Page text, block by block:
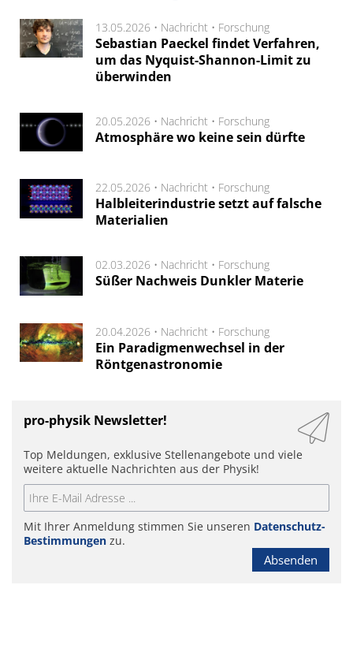
13.05.2026 • Nachricht • Forschung
Sebastian Paeckel findet Verfahren,
um das Nyquist-Shannon-Limit zu
überwinden
20.05.2026 • Nachricht • Forschung
Atmosphäre wo keine sein dürfte
22.05.2026 • Nachricht • Forschung
Halbleiterindustrie setzt auf falsche
Materialien
02.03.2026 • Nachricht • Forschung
Süßer Nachweis Dunkler Materie
20.04.2026 • Nachricht • Forschung
Ein Paradigmenwechsel in der
Röntgenastronomie
pro-physik Newsletter!
Top Meldungen, exklusive Stellenangebote und viele
weitere aktuelle Nachrichten aus der Physik!
Mit Ihrer Anmeldung stimmen Sie unseren Datenschutz-
Bestimmungen zu.
Absenden